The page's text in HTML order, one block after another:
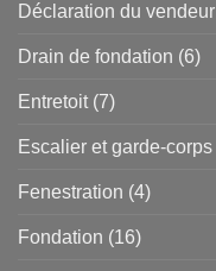
Déclaration du vendeur
Drain de fondation (6)
Entretoit(7)
Escalier et garde-corps
Fenestration (4)
Fondation (16)